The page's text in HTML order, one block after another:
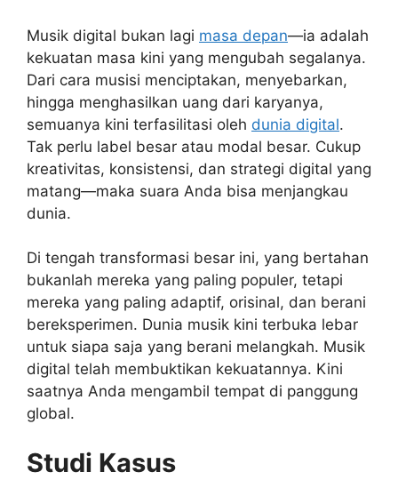
Musik digital bukan lagi masa depan—ia adalah
kekuatan masa kini yang mengubah segalanya.
Dari cara musisi menciptakan, menyebarkan,
hingga menghasilkan uang dari karyanya,
semuanya kini terfasilitasi oleh dunia digital.
Tak perlu label besar atau modal besar. Cukup
kreativitas, konsistensi, dan strategi digital yang
matang—maka suara Anda bisa menjangkau
dunia.
Di tengah transformasi besar ini, yang bertahan
bukanlah mereka yang paling populer, tetapi
mereka yang paling adaptif, orisinal, dan berani
bereksperimen. Dunia musik kini terbuka lebar
untuk siapa saja yang berani melangkah. Musik
digital telah membuktikan kekuatannya. Kini
saatnya Anda mengambil tempat di panggung
global.
Studi Kasus